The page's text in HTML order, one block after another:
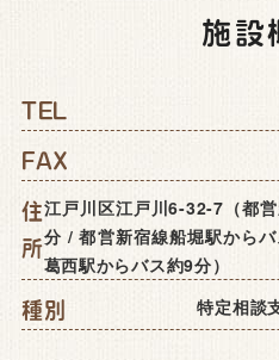
施設
TEL
FAX
住
所
江戸川区江戸川6-32-7（都
分 / 都営新宿線船堀駅から
葛西駅からバス約9分）
種別 特定相談